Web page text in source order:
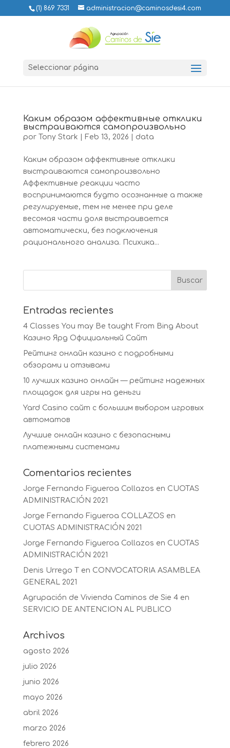
(1) 869 7331 administracion@caminosdesi4.com
Seleccionar página
Каким образом аффективные отклики
выстраиваются самопроизвольно
por Tony Stark Feb 13, 2026 data
Каким образом аффективные отклики
выстраиваются самопроизвольно
Аффективные реакции часто
воспринимаются будто осознанные а также
регулируемые, тем не менее при деле
весомая части доля выстраивается
автоматически, без подключения
рационального анализа. Психика...
Entradas recientes
4 Classes You may Be taught From Bing About
Казино Ярд Официальный Сайт
Рейтинг онлайн казино с подробными
обзорами и отзывами
10 лучших казино онлайн — рейтинг надежных
площадок для игры на деньги
Yard Casino сайт с большим выбором игровых
автоматов
Лучшие онлайн казино с безопасными
платежными системами
Comentarios recientes
Jorge Fernando Figueroa Collazos en CUOTAS
ADMINISTRACIÓN 2021
Jorge Fernando Figueroa COLLAZOS en
CUOTAS ADMINISTRACIÓN 2021
Jorge Fernando Figueroa Collazos en CUOTAS
ADMINISTRACIÓN 2021
Denis Urrego T
en CONVOCATORIA ASAMBLEA
GENERAL 2021
Agrupación de Vivienda Caminos de Sie 4en
SERVICIO DE ANTENCION AL PUBLICO
Archivos
agosto 2026
julio 2026
junio 2026
mayo 2026
abril 2026
marzo 2026
febrero 2026